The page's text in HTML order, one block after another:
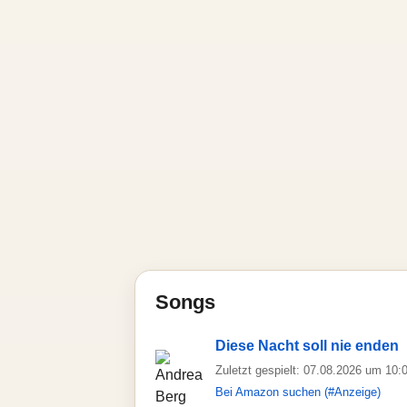
Songs
Diese Nacht soll nie enden
Zuletzt gespielt: 07.08.2026 um
Bei Amazon suchen (#Anzeige)